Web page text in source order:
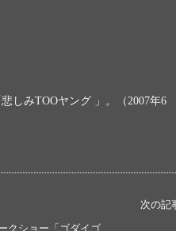
しみTOOヤング 」。（2007年6
次の記
クショー「ゴダイゴ